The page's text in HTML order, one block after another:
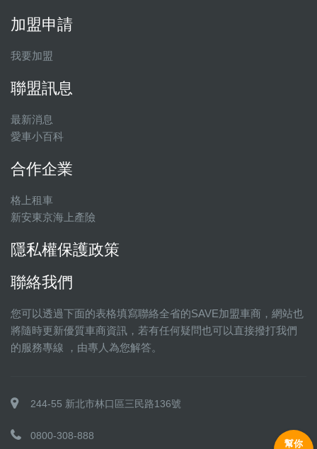
加盟申請
我要加盟
聯盟訊息
最新消息
愛車小百科
合作企業
格上租車
新安東京海上產險
隱私權保護政策
聯絡我們
您可以透過下面的表格填寫聯絡全省的SAVE加盟車商，網站也
將隨時更新優質車商資訊，若有任何疑問也可以直接撥打我們
的服務專線 ，由專人為您解答。
244-55 新北市林口區三民路136號
0800-308-888
幫你